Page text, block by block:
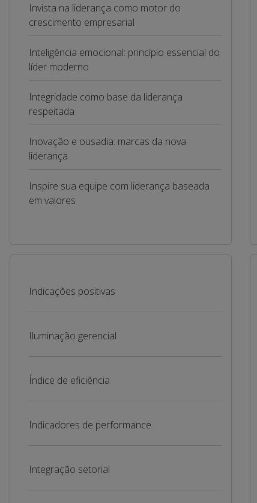
Invista na liderança como motor do
crescimento empresarial
Inteligência emocional: princípio essencial do
líder moderno
Integridade como base da liderança
respeitada
Inovação e ousadia: marcas da nova
liderança
Inspire sua equipe com liderança baseada
em valores
Indicações positivas
Iluminação gerencial
Índice de eficiência
Indicadores de performance
Integração setorial